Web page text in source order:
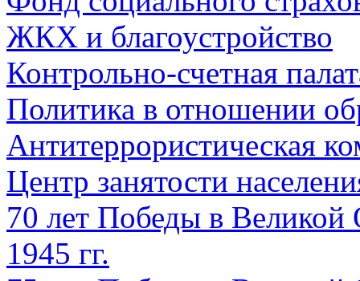
ЖКХ и благоустройство
Контрольно-счетная
Политика в отношении
Антитеррористическая
Центр занятости
70 лет Победы в Великой
1945 гг.